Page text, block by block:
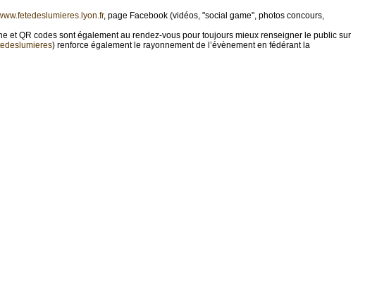
, page Facebook (vidéos, "social game", photos concours,
et QR codes sont également au rendez-vous pour toujours mieux renseigner le public sur
) renforce également le rayonnement de l’évènement en fédérant la